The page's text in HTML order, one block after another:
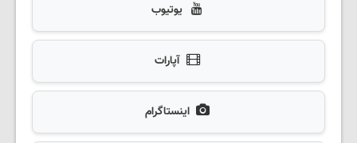
یوتیوب
آپارات
اینستاگرام